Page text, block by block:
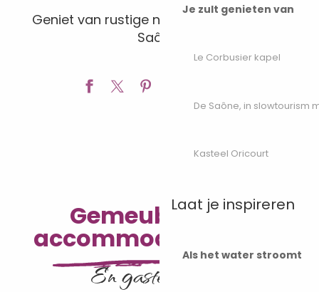
Je zult genieten van
Le Corbusier kapel
De Saône, in slowtourism
Kasteel Oricourt
Laat je inspireren
Als het water stroomt
Geniet van rustige nachten in de Haute-
Saône!
Gemeubileerde
accommodatie, gîtes
En gastenkamers